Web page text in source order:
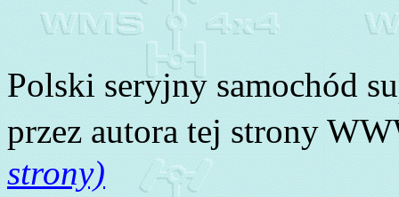
Polski seryjny samochód
przez autora tej strony
strony)